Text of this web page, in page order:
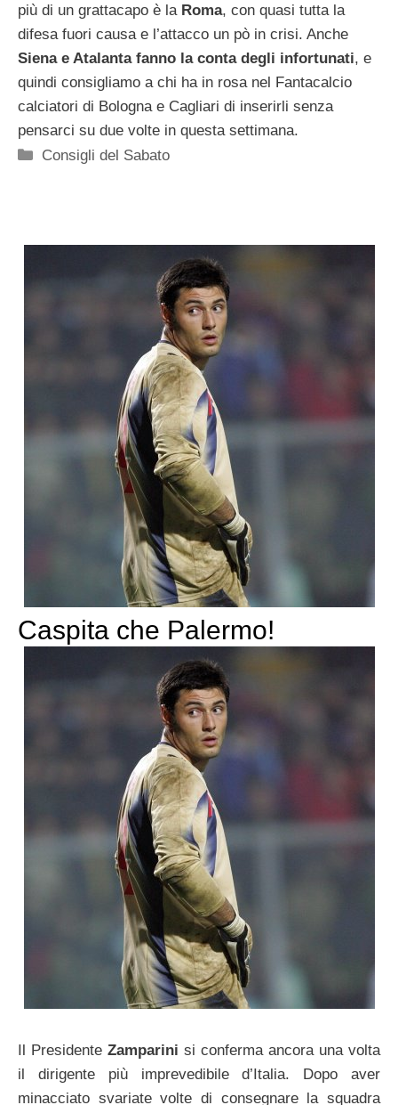
più di un grattacapo è la Roma, con quasi tutta la
difesa fuori causa e l’attacco un pò in crisi. Anche
Siena e Atalanta fanno la conta degli infortunati, e
quindi consigliamo a chi ha in rosa nel Fantacalcio
calciatori di Bologna e Cagliari di inserirli senza
pensarci su due volte in questa settimana.
Categorie
Consigli del Sabato
Caspita che Palermo!
Il Presidente Zamparini si conferma ancora una volta
il dirigente più imprevedibile d’Italia. Dopo aver
minacciato svariate volte di consegnare la squadra